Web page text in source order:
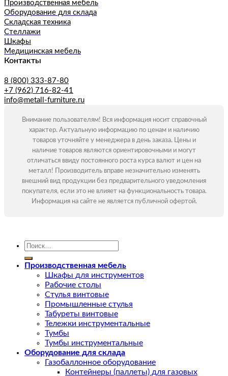
Производственная мебель
Оборудование для склада
Складская техника
Стеллажи
Шкафы
Медицинская мебель
Контакты
8 (800) 333-87-80
+7 (962) 716-82-41
info@metall-furniture.ru
Внимание пользователям! Вся информация носит справочный
характер. Актуальную информацию по ценам и наличию
товаров уточняйте у менеджера в день заказа. Цены и
наличие товаров являются ориентировочными и могут
отличаться ввиду постоянного роста курса валют и цен на
металл! Производитель вправе незначительно изменять
внешний вид продукции без предварительного уведомления
покупателя, если это не влияет на функциональность товара.
Информация на сайте не является публичной офертой.
Искать:
Производственная мебель
Шкафы для инструментов
Рабочие столы
Стулья винтовые
Промышленные стулья
Табуреты винтовые
Тележки инструментальные
Тумбы
Тумбы инструментальные
Оборудование для склада
Газобаллонное оборудование
Контейнеры (паллеты) для газовых